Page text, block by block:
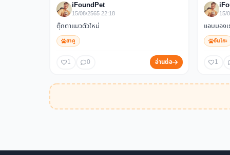
iFoundPet
15/08/2565 22:18
ตุ๊กตาแมวตัวใหม่
สาคู
1 0 อ่านต่อ
15/
แอบมอง
อันโกะ
1